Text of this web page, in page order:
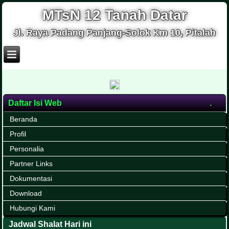
MTsN 12 Tanah Datar
Jl. Raya Padang Panjang-Solok Km 10, Pitalah
Daftar Isi Web
Beranda
Profil
Personalia
Partner Links
Dokumentasi
Download
Hubungi Kami
Jadwal Shalat Hari ini